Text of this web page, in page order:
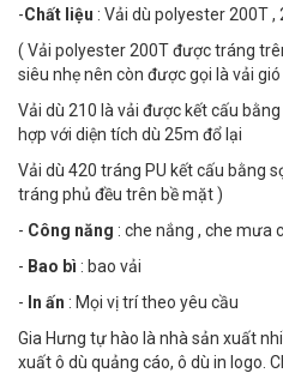
-Chất liệu : Vải dù polyester 200T ,
( Vải polyester 200T được tráng
siêu nhẹ nên còn được gọi là vải gió
Vải dù 210 là vải được kết cấu
hợp với diện tích dù 25m đổ lại
Vải dù 420 tráng PU kết cấu bằng
tráng phủ đều trên bề mặt )
- Công năng : che nắng , che mưa
- Bao bì : bao vải
- In ấn : Mọi vị trí theo yêu cầu
Gia Hưng tự hào là nhà sản xuất
xuất ô dù quảng cáo, ô dù in logo.